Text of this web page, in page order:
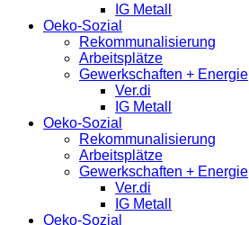
IG Metall
Oeko-Sozial
Rekommunalisierung
Arbeitsplätze
Gewerkschaften + Energie
Ver.di
IG Metall
Oeko-Sozial
Rekommunalisierung
Arbeitsplätze
Gewerkschaften + Energie
Ver.di
IG Metall
Oeko-Sozial